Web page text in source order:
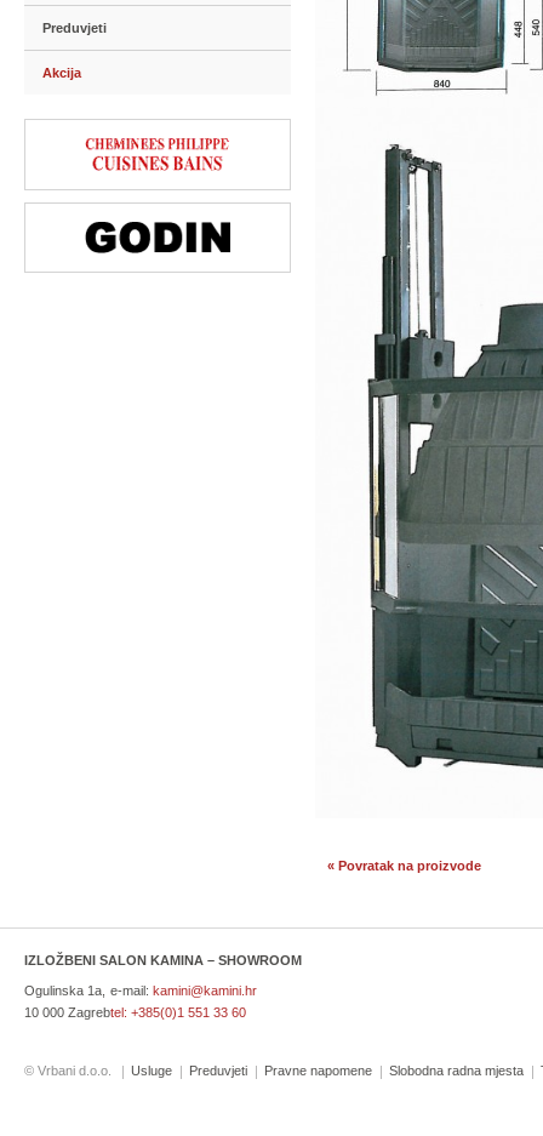
Preduvjeti
Akcija
« Povratak na proizvode
IZLOŽBENI SALON KAMINA – SHOWROOM
Ogulinska 1a,
10 000 Zagreb
e-mail: kamini@kamini.hr
tel: +385(0)1 551 33 60
© Vrbani d.o.o. Usluge Preduvjeti Pravne napomene Slobodna radna mjesta